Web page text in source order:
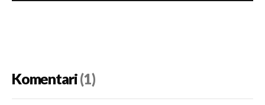
Komentari(1)